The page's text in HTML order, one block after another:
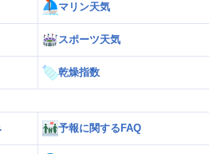
マリン天気
スポーツ天気
乾燥指数
予報に関するFAQ